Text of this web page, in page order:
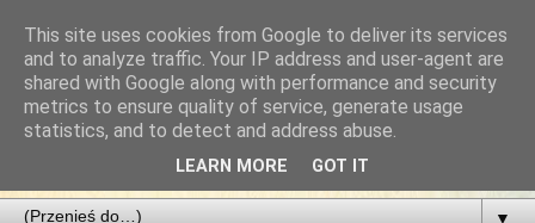
Parafia Najświętszego
Zbawiciela
PARAFIA NAJŚWIĘTSZEGO ZBAWICIELA W ŁODZI
▼
This site uses cookies from Google to deliver its services
and to analyze traffic. Your IP address and user-agent are
shared with Google along with performance and security
metrics to ensure quality of service, generate usage
statistics, and to detect and address abuse.
LEARN MORE GOT IT